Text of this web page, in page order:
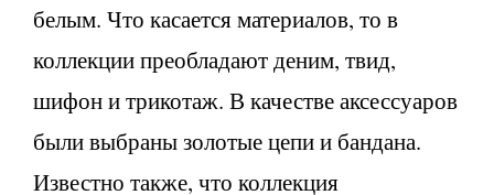
белым. Что касается материалов, то в
коллекции преобладают деним, твид,
шифон и трикотаж. В качестве аксессуаров
были выбраны золотые цепи и бандана.
Известно также, что коллекция